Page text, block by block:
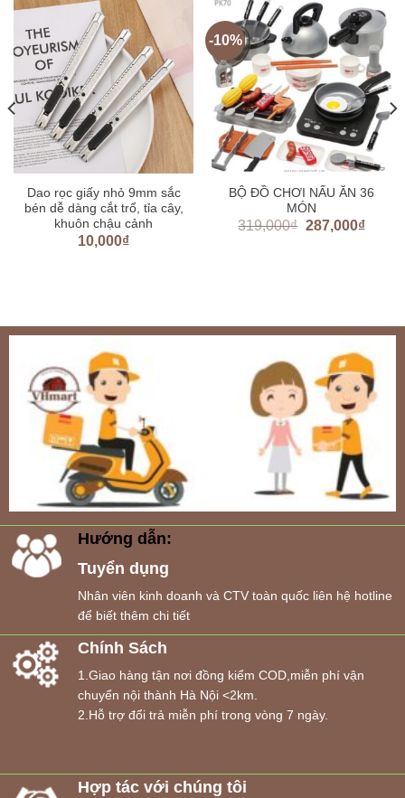
Dao rọc giấy nhỏ 9mm sắc
bén dễ dàng cắt trổ, tỉa cây,
khuôn chậu cảnh
10,000₫
-10%
BỘ ĐỒ CHƠI NẤU ĂN 36
MÓN
319,000₫ 287,000₫
Hướng dẫn:
Tuyển dụng
Nhân viên kinh doanh và CTV toàn quốc liên hệ hotline
để biết thêm chi tiết
Chính Sách
1.Giao hàng tận nơi đồng kiểm COD,miễn phí vận
chuyển nội thành Hà Nội <2km.
2.Hỗ trợ đổi trả miễn phí trong vòng 7 ngày.
Hợp tác với chúng tôi